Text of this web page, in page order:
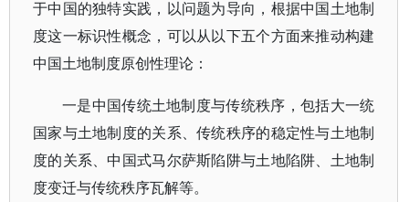
于中国的独特实践，以问题为导向，根据中国土地制
度这一标识性概念，可以从以下五个方面来推动构建
中国土地制度原创性理论：
一是中国传统土地制度与传统秩序，包括大一统
国家与土地制度的关系、传统秩序的稳定性与土地制
度的关系、中国式马尔萨斯陷阱与土地陷阱、土地制
度变迁与传统秩序瓦解等。